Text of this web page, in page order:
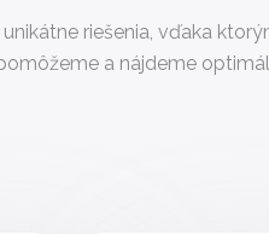
riešenia, vďaka
a nájdeme